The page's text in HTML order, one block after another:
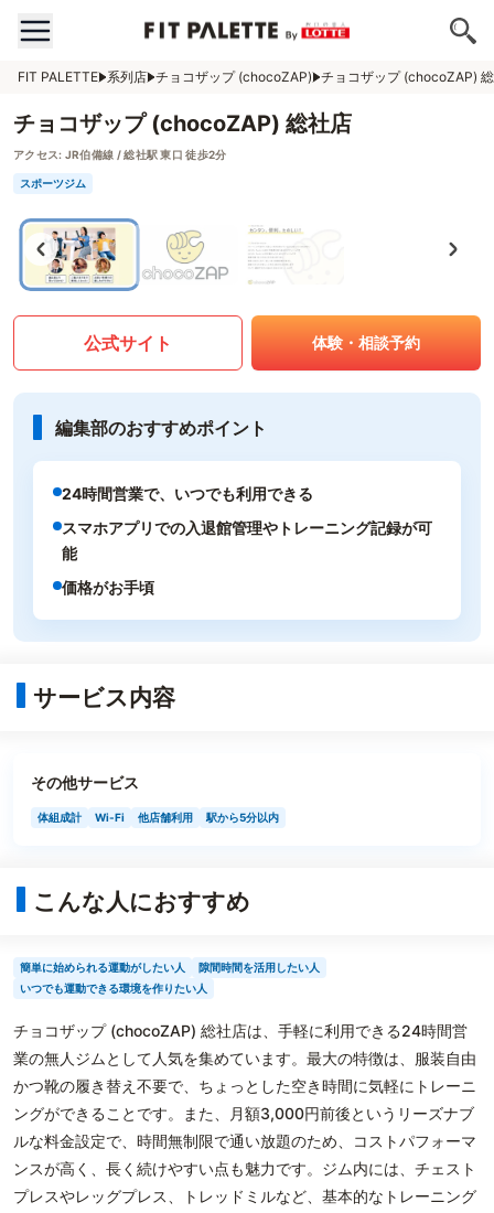
FIT PALETTE 系列店 チョコザップ (chocoZAP) チョコザップ (chocoZAP)
チョコザップ (chocoZAP) 総社店
アクセス: JR伯備線 / 総社駅 東口 徒歩2分
スポーツジム
公式サイト 体験・相談予約
編集部のおすすめポイント
24時間営業で、いつでも利用できる
スマホアプリでの入退館管理やトレーニング記録が可
能
価格がお手頃
サービス内容
その他サービス
体組成計 Wi-Fi 他店舗利用 駅から5分以内
こんな人におすすめ
簡単に始められる運動がしたい人
隙間時間を活用したい人
いつでも運動できる環境を作りたい人
チョコザップ (chocoZAP) 総社店は、手軽に利用できる24時間営
業の無人ジムとして人気を集めています。最大の特徴は、服装自由
かつ靴の履き替え不要で、ちょっとした空き時間に気軽にトレーニ
ングができることです。また、月額3,000円前後というリーズナブ
ルな料金設定で、時間無制限で通い放題のため、コストパフォーマ
ンスが高く、長く続けやすい点も魅力です。ジム内には、チェスト
プレスやレッグプレス、トレッドミルなど、基本的なトレーニング